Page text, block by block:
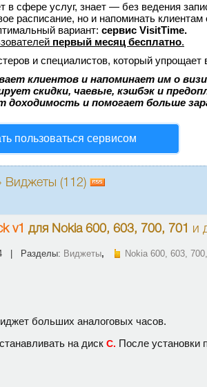
в сфере услуг, знает — без ведения
расписание, но и напоминать
вариант: сервис VisitTime.
первый месяц бесплатно.
и специалистов, который упрощает
клиентов и напоминает им о
скидки, чаевые, кэшбэк и
доходимость и помогает больше
пользоваться сервисом
Виджеты (112)
v1 для Nokia 600, 603, 700, 701 и
| Разделы: Виджеты, Nokia 600, 603,
больших аналоговых часов.
на диск С. После установки